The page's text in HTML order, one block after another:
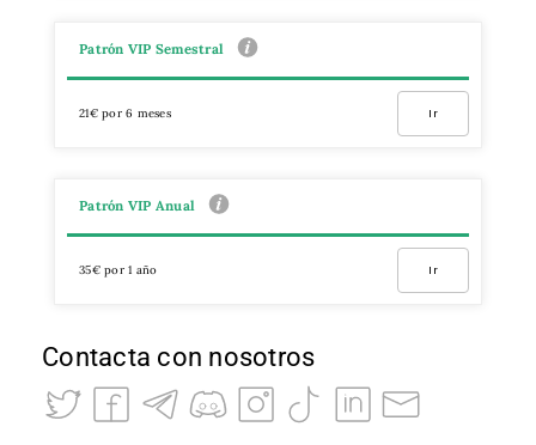
Patrón VIP Semestral
21€ por 6 meses Ir
Patrón VIP Anual
35€ por 1 año Ir
Contacta con nosotros